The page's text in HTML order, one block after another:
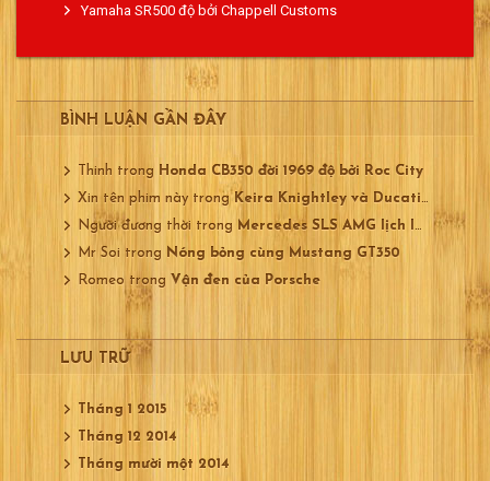
Yamaha SR500 độ bởi Chappell Customs
BÌNH LUẬN GẦN ĐÂY
Thinh trong
Honda CB350 đời 1969 độ bởi Roc City
Xin tên phim này trong Keira Knightley và Ducati 750
Người đương thời trong Mercedes SLS AMG lịch lãm
Mr Soi trong Nóng bỏng cùng Mustang GT350
Romeo trong Vận đen của Porsche
LƯU TRỮ
Tháng 1 2015
Tháng 12 2014
Tháng mười một 2014